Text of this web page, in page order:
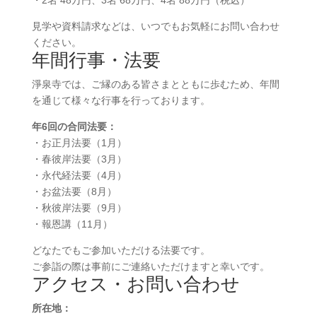
見学や資料請求などは、いつでもお気軽にお問い合わせ
ください。
年間行事・法要
淨泉寺では、ご縁のある皆さまとともに歩むため、年間
を通じて様々な行事を行っております。
年6回の合同法要：
・お正月法要（1月）
・春彼岸法要（3月）
・永代経法要（4月）
・お盆法要（8月）
・秋彼岸法要（9月）
・報恩講（11月）
どなたでもご参加いただける法要です。
ご参詣の際は事前にご連絡いただけますと幸いです。
アクセス・お問い合わせ
所在地：